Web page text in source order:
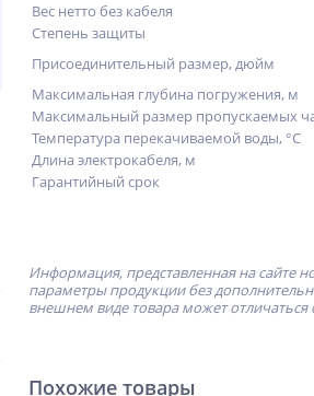
Вес нетто без кабеля
Степень защиты
Присоединительный размер, дюйм
Максимальная глубина погружения, м
Максимальный размер пропускаемых
Температура перекачиваемой воды, °С
Длина электрокабеля, м
Гарантийный срок
Информация, представленная на сайте
параметры продукции без
внешнем виде товара может
Похожие товары